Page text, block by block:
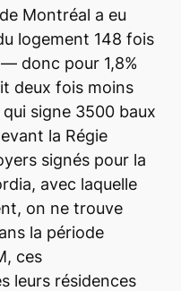
Montréal a eu
logement 148 fois
donc pour 1,8%
deux fois moins
qui signe 3500 baux
la Régie
signés pour la
avec laquelle
on ne trouve
la période
ces
leurs résidences